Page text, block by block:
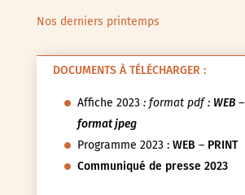
Nos derniers printemps
DOCUMENTS À TÉLÉCHARGER :
Affiche 2023: format pdf : WEB–
format jpeg
Programme 2023 : WEB – PRINT
Communiqué de presse 2023